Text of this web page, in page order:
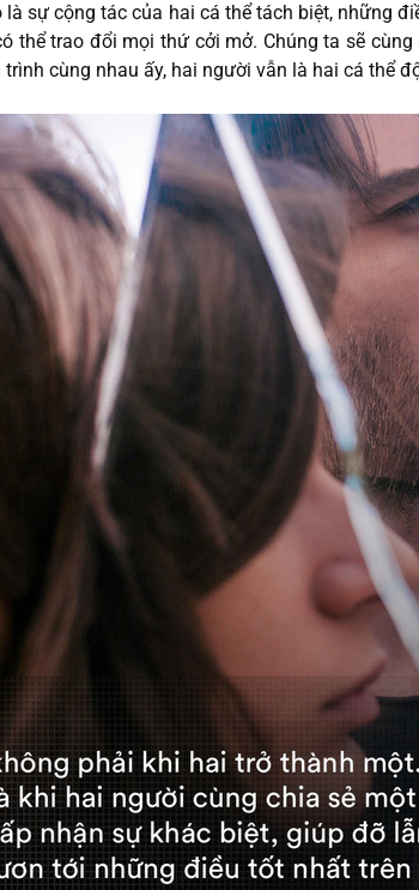
sự cộng tác của hai cá thể tách biệt, những
trao đổi mọi thứ cởi mở. Chúng ta sẽ
cùng nhau ấy, hai người vẫn là hai cá thể